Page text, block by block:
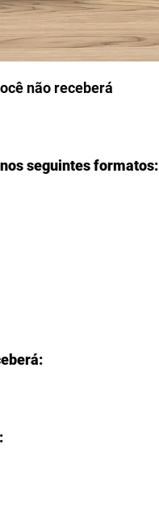
não receberá
seguintes formatos: